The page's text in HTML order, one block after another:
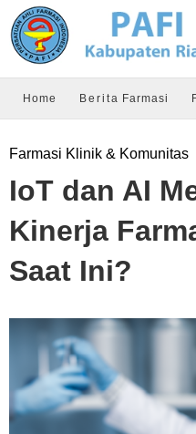
Home Berita Farmasi
Farmasi Klinik & Komunitas
IoT dan AI
Kinerja
Saat Ini?